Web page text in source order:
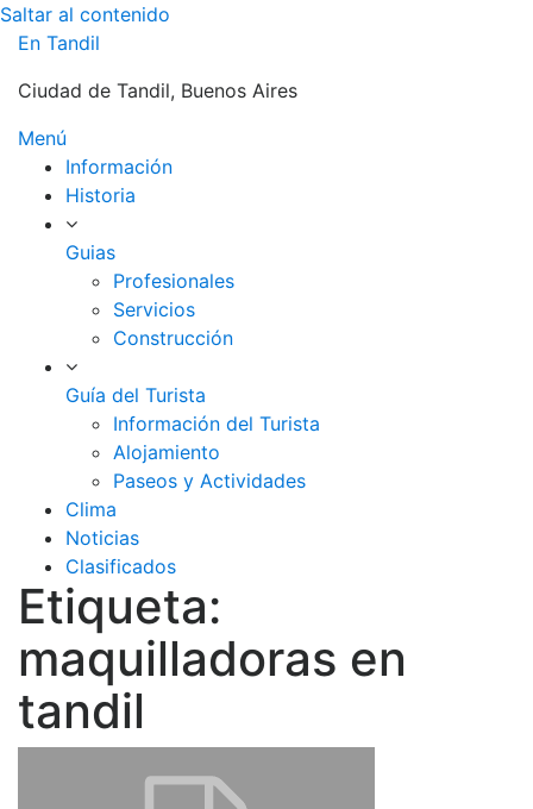
Saltar al contenido
En Tandil
Ciudad de Tandil, Buenos Aires
Menú
Información
Historia
Guias
Profesionales
Servicios
Construcción
Guía del Turista
Información del Turista
Alojamiento
Paseos y Actividades
Clima
Noticias
Clasificados
Etiqueta:
maquilladoras en
tandil